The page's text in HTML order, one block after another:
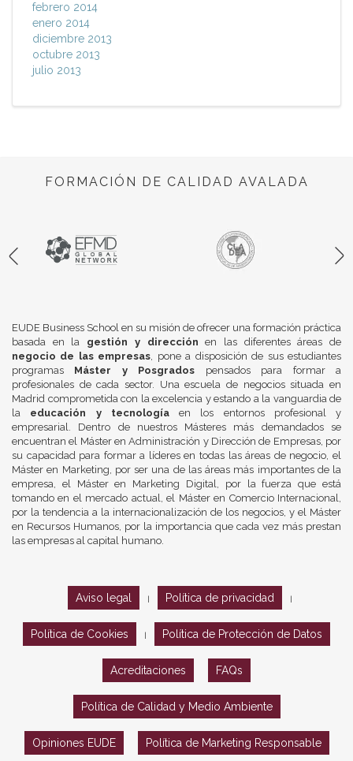
febrero 2014
enero 2014
diciembre 2013
octubre 2013
julio 2013
FORMACIÓN DE CALIDAD AVALADA
EUDE Business School en su misión de ofrecer una formación práctica
basada en la gestión y dirección en las diferentes áreas de
negocio de las empresas, pone a disposición de sus estudiantes
programas Máster y Posgrados pensados para formar a
profesionales de cada sector. Una escuela de negocios situada en
Madrid comprometida con la excelencia y estando a la vanguardia de
la educación y tecnologíaen los entornos profesional y
empresarial. Dentro de nuestros Másteres más demandados se
encuentran el Máster en Administración y Dirección de Empresas, por
su capacidad para formar a líderes en todas las áreas de negocio, el
Máster en Marketing, por ser una de las áreas más importantes de la
empresa, el Máster en Marketing Digital, por la fuerza que está
tomando en el mercado actual, el Máster en Comercio Internacional,
por la tendencia a la internacionalización de los negocios, y el Máster
en Recursos Humanos, por la importancia que cada vez más prestan
las empresas al capital humano.
Aviso legal Política de privacidad
Política de Cookies Política de Protección de Datos
Acreditaciones FAQs
Política de Calidad y Medio Ambiente
Opiniones EUDE Política de Marketing Responsable